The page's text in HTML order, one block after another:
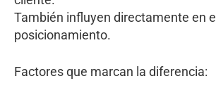
También influyen directamente en el
posicionamiento.
Factores que marcan la diferencia: